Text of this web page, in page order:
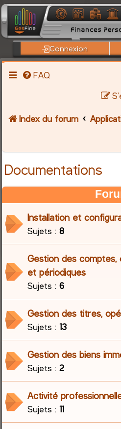
Connexion
FAQ
Index du forum
Documentations
Installation et
Sujets :8
Gestion des
et périodiques
Sujets :6
Gestion des titres,
Sujets :13
Gestion des biens
Sujets :2
Activité
Sujets :11